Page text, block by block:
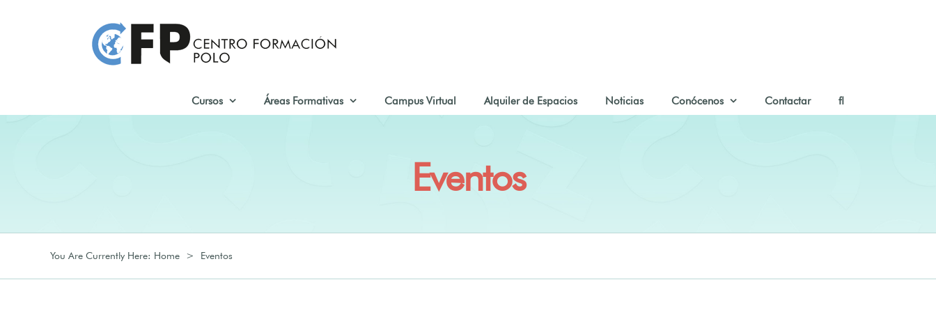
Cursos Áreas Formativas Campus Virtual Alquiler de Espacios Noticias Conócenos Contactar
Eventos
You Are Currently Here: Home > Eventos